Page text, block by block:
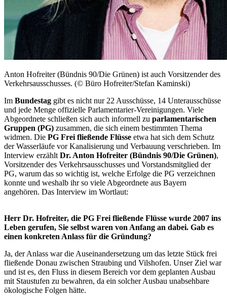
Anton Hofreiter (Bündnis 90/Die Grünen) ist auch Vorsitzender des
Verkehrsausschusses. (© Büro Hofreiter/Stefan Kaminski)
Im Bundestag gibt es nicht nur 22 Ausschüsse, 14 Unterausschüsse
und jede Menge offizielle Parlamentarier-Vereinigungen. Viele
Abgeordnete schließen sich auch informell zu parlamentarischen
Gruppen (PG) zusammen, die sich einem bestimmten Thema
widmen. Die PG Frei fließende Flüsse etwa hat sich dem Schutz
der Wasserläufe vor Kanalisierung und Verbauung verschrieben. Im
Interview erzählt Dr. Anton Hofreiter (Bündnis 90/Die Grünen),
Vorsitzender des Verkehrsausschusses und Vorstandsmitglied der
PG, warum das so wichtig ist, welche Erfolge die PG verzeichnen
konnte und weshalb ihr so viele Abgeordnete aus Bayern
angehören. Das Interview im Wortlaut:
Herr Dr. Hofreiter, die PG Frei fließende Flüsse wurde 2007 ins
Leben gerufen, Sie selbst waren von Anfang an dabei. Gab es
einen konkreten Anlass für die Gründung?
Ja, der Anlass war die Auseinandersetzung um das letzte Stück frei
fließende Donau zwischen Straubing und Vilshofen. Unser Ziel war
und ist es, den Fluss in diesem Bereich vor dem geplanten Ausbau
mit Staustufen zu bewahren, da ein solcher Ausbau unabsehbare
ökologische Folgen hätte.